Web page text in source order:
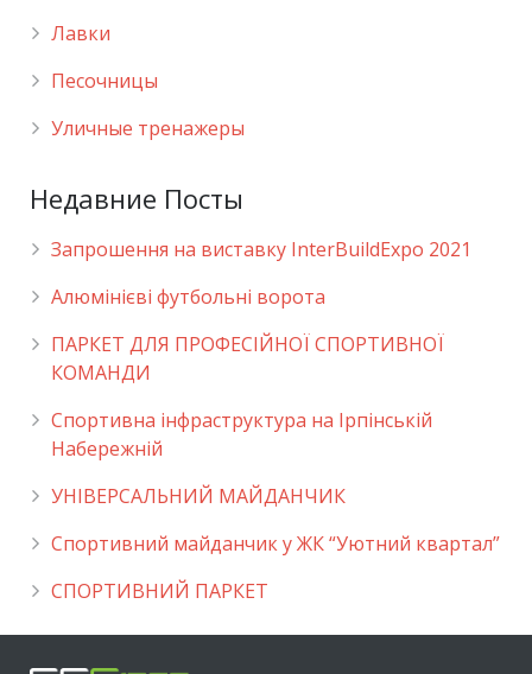
Лавки
Песочницы
Уличные тренажеры
Недавние Посты
Запрошення на виставку InterBuildExpo 2021
Алюмінієві футбольні ворота
ПАРКЕТ ДЛЯ ПРОФЕСІЙНОЇ СПОРТИВНОЇ
КОМАНДИ
Спортивна інфраструктура на Ірпінській
Набережній
УНІВЕРСАЛЬНИЙ МАЙДАНЧИК
Cпортивний майданчик у ЖК “Уютний квартал”
СПОРТИВНИЙ ПАРКЕТ